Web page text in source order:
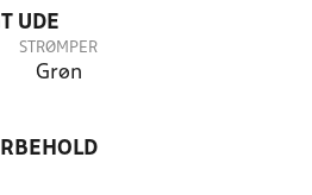
UDE
STRØMPER
Grøn